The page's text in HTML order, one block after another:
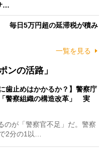
…
毎日5万円超の延滞税が積み
一覧を見る
ンの活路」
歯止めはかかるか？】警察庁
警察組織の構造改革」 実
が「警察官不足」だ。警察
2分の1以…